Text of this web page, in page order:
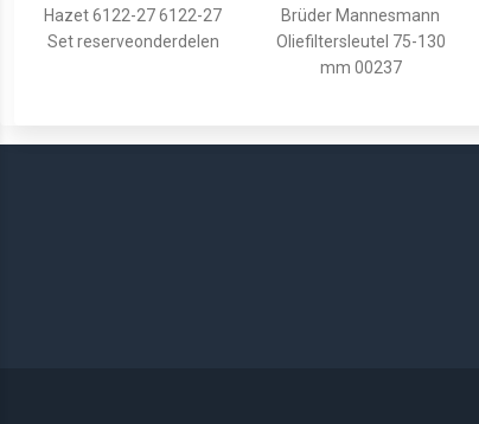
Hazet 6122-27 6122-27
Set reserveonderdelen
Brüder Mannesmann
Oliefiltersleutel 75-130
mm 00237